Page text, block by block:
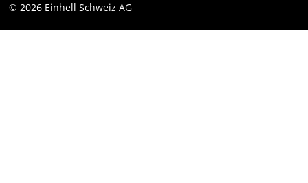
Testata
© 2026 Einhell Schweiz AG